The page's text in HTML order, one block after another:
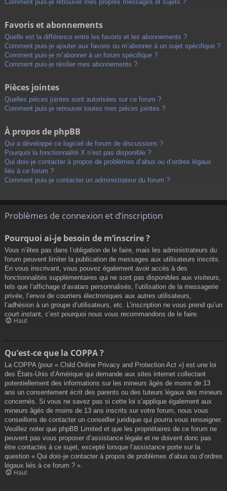
Comment puis-je retrouver mes propres messages et sujets ?
Favoris et abonnements
Quelle est la différence entre les favoris et les abonnements ?
Comment puis-je ajouter aux favoris ou m’abonner à un sujet spécifique ?
Comment puis-je m’abonner à un forum spécifique ?
Comment puis-je résilier mes abonnements ?
Pièces jointes
Quelles pièces jointes sont autorisées sur ce forum ?
Comment puis-je retrouver toutes mes pièces jointes ?
À propos de phpBB
Qui a développé ce logiciel de forum de discussions ?
Pourquoi la fonctionnalité X n’est pas disponible ?
Qui dois-je contacter à propos de problèmes d’abus ou d’ordres légaux
liés à ce forum ?
Comment puis-je contacter un administrateur du forum ?
Problèmes de connexion et d’inscription
Pourquoi ai-je besoin de m’inscrire ?
Vous n’êtes pas dans l’obligation de le faire, mais les administrateurs du
forum peuvent limiter la publication de messages aux utilisateurs inscrits.
En vous inscrivant, vous pouvez également avoir accès à des
fonctionnalités supplémentaires qui ne sont pas disponibles aux visiteurs,
tels que l’affichage d’avatars personnalisés, l’utilisation de la messagerie
privée, l’envoi de courriers électroniques aux autres utilisateurs,
l’adhésion à un groupe d’utilisateurs, etc. L’inscription ne vous prend qu’un
court instant, c’est pourquoi nous vous recommandons de le faire.
Haut
Qu’est-ce que la COPPA ?
La COPPA (pour « Child Online Privacy and Protection Act ») est une loi
des États-Unis d’Amérique qui demande aux sites internet collectant
potentiellement des informations sur les mineurs âgés de moins de 13
ans un consentement écrit des parents ou des tuteurs légaux des mineurs
concernés. Si vous ne savez pas si cette loi s’applique également aux
mineurs âgés de moins de 13 ans inscrits sur votre forum, nous vous
conseillons de contacter un conseiller juridique qui pourra vous renseigner.
Veuillez noter que phpBB Limited et que les propriétaires de ce forum ne
peuvent pas vous proposer d’assistance légale et ne doivent donc pas
être contactés à ce sujet, excepté lorsque l’assistance porte sur la
question « Qui dois-je contacter à propos de problèmes d’abus ou d’ordres
légaux liés à ce forum ? ».
Haut